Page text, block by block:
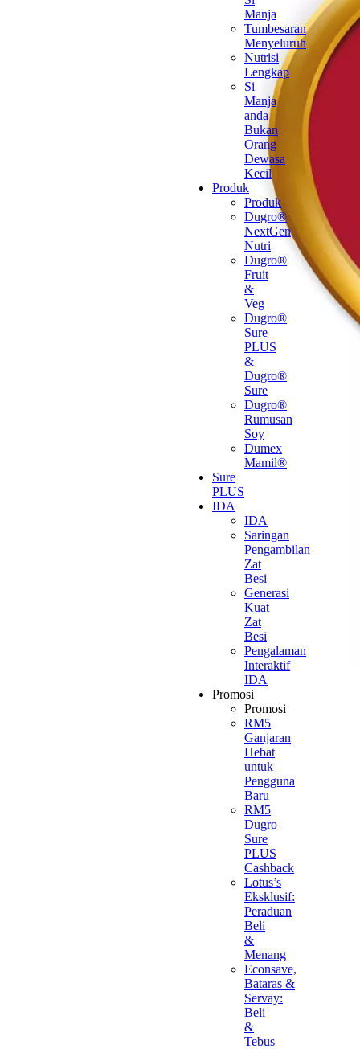
Manja
Tumbesaran
Menyeluruh
Nutrisi
Lengkap
Si
Manja
anda
Bukan
Orang
Dewasa
Kecil
Produk
Produk
Dugro®
NextGen
Nutri
Dugro®
Fruit
&
Veg
Dugro®
Sure
PLUS
&
Dugro®
Sure
Dugro®
Rumusan
Soy
Dumex
Mamil®
Sure
PLUS
IDA
IDA
Saringan
Pengambilan
Zat
Besi
Generasi
Kuat
Zat
Besi
Pengalaman
Interaktif
IDA
Promosi
Promosi
RM5
Ganjaran
Hebat
untuk
Pengguna
Baru
RM5
Dugro
Sure
PLUS
Cashback
Lotus’s
Eksklusif:
Peraduan
Beli
&
Menang
Econsave,
Bataras &
Servay:
Beli
&
Tebus